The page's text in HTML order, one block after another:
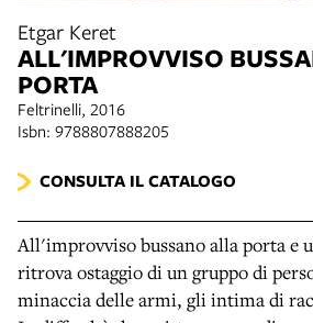
Etgar Keret
ALL'IMPROVVISO
PORTA
Feltrinelli, 2016
Isbn: 9788807888205
CONSULTA IL CATALOGO
All'improvviso bussano alla porta e
ritrova ostaggio di un gruppo di
minaccia delle armi, gli intima di